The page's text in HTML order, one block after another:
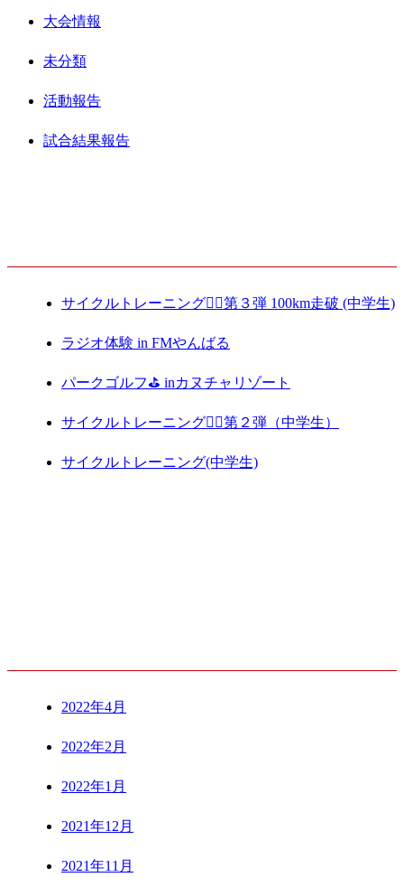
大会情報
未分類
活動報告
試合結果報告
サイクルトレーニング🚴‍♀️第３弾 100km走破 (中学生)
ラジオ体験 in FMやんばる
パークゴルフ⛳️ inカヌチャリゾート
サイクルトレーニング🚴‍♀️第２弾（中学生）
サイクルトレーニング(中学生)
2022年4月
2022年2月
2022年1月
2021年12月
2021年11月